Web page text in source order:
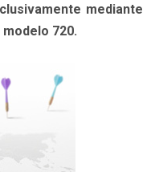
mediante
720.